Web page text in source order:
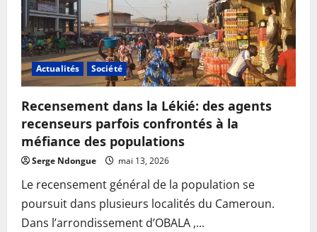
fait
voler
toute
sa
marchandise
durant
le
transport
Actualités Société
Recensement dans la Lékié: des agents
recenseurs parfois confrontés à la
méfiance des populations
Serge Ndongue mai 13, 2026
Le recensement général de la population se
poursuit dans plusieurs localités du Cameroun.
Dans l’arrondissement d’OBALA ,...